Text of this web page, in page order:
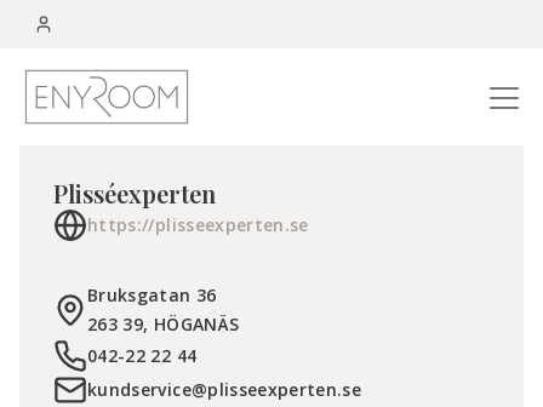
Menu
Plisséexperten
https://plisseexperten.se
Bruksgatan 36
263 39, HÖGANÄS
042-22 22 44
kundservice@plisseexperten.se